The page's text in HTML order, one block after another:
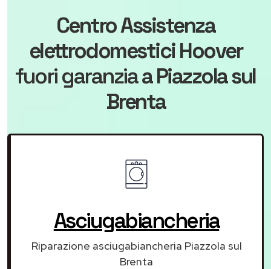
Centro Assistenza
elettrodomestici Hoover
fuori garanziaa Piazzola sul
Brenta
Asciugabiancheria
Riparazione asciugabiancheria Piazzola sul
Brenta